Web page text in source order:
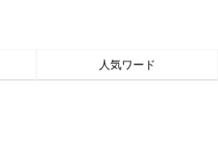
人気ワード